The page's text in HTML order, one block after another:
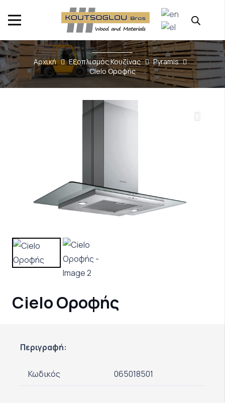
Αρχική Εξοπλισμός Κουζίνας
Pyramis
Cielo Οροφής
Cielo Οροφής
Περιγραφή:
Κωδικός 065018501